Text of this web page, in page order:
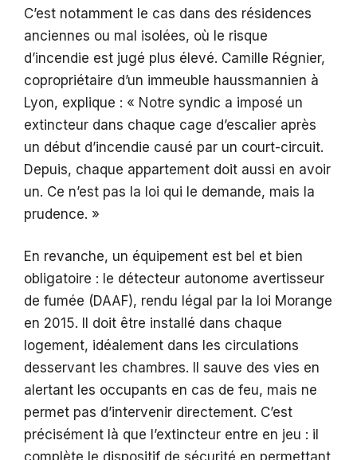
C’est notamment le cas dans des résidences
anciennes ou mal isolées, où le risque
d’incendie est jugé plus élevé. Camille Régnier,
copropriétaire d’un immeuble haussmannien à
Lyon, explique : « Notre syndic a imposé un
extincteur dans chaque cage d’escalier après
un début d’incendie causé par un court-circuit.
Depuis, chaque appartement doit aussi en avoir
un. Ce n’est pas la loi qui le demande, mais la
prudence. »
En revanche, un équipement est bel et bien
obligatoire : le détecteur autonome avertisseur
de fumée (DAAF), rendu légal par la loi Morange
en 2015. Il doit être installé dans chaque
logement, idéalement dans les circulations
desservant les chambres. Il sauve des vies en
alertant les occupants en cas de feu, mais ne
permet pas d’intervenir directement. C’est
précisément là que l’extincteur entre en jeu : il